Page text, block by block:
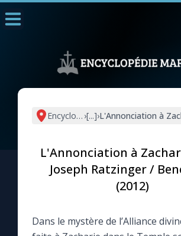
L'actualité de la semaine
La newsletter
Encyclopédie mariale
›[...]›L'Annonciation à
L'Annonciation à
Joseph Ratzinger /
(2012)
Dans le mystère de l’Alliance